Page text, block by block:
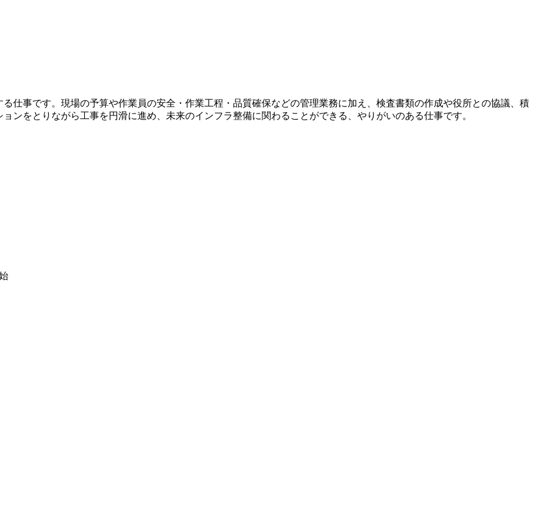
仕事です。現場の予算や作業員の安全・作業工程・品質確保などの管理業務に加え、検査書類の作成や役所との協議、積
ンをとりながら工事を円滑に進め、未来のインフラ整備に関わることができる、やりがいのある仕事です。